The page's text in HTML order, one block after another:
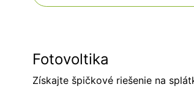
Fotovoltika
Získajte špičkové riešenie na